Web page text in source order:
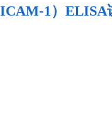
1）ELISA